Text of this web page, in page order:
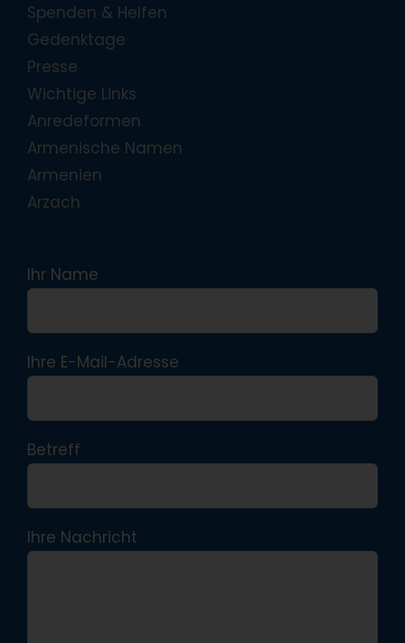
Spenden & Helfen
Gedenktage
Presse
Wichtige Links
Anredeformen
Armenische Namen
Armenien
Arzach
Ihr Name
Ihre E-Mail-Adresse
Betreff
Ihre Nachricht